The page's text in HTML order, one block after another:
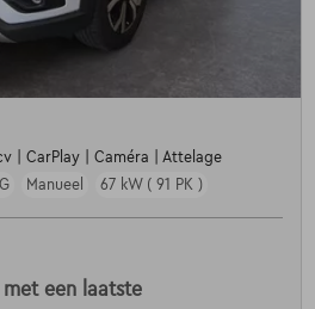
| CarPlay | Caméra | Attelage
Manueel 67 kW ( 91 PK )
met een laatste